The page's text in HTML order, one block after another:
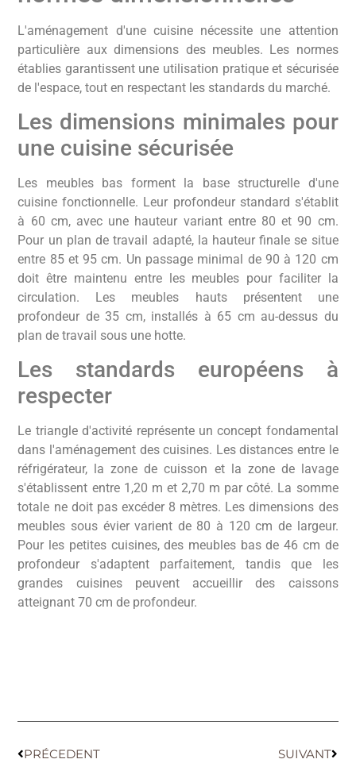
L'aménagement d'une cuisine nécessite une attention
particulière aux dimensions des meubles. Les normes
établies garantissent une utilisation pratique et sécurisée
de l'espace, tout en respectant les standards du marché.
Les dimensions minimales pour
une cuisine sécurisée
Les meubles bas forment la base structurelle d'une
cuisine fonctionnelle. Leur profondeur standard s'établit
à 60 cm, avec une hauteur variant entre 80 et 90 cm.
Pour un plan de travail adapté, la hauteur finale se situe
entre 85 et 95 cm. Un passage minimal de 90 à 120 cm
doit être maintenu entre les meubles pour faciliter la
circulation. Les meubles hauts présentent une
profondeur de 35 cm, installés à 65 cm au-dessus du
plan de travail sous une hotte.
Les standards européens à
respecter
Le triangle d'activité représente un concept fondamental
dans l'aménagement des cuisines. Les distances entre le
réfrigérateur, la zone de cuisson et la zone de lavage
s'établissent entre 1,20 m et 2,70 m par côté. La somme
totale ne doit pas excéder 8 mètres. Les dimensions des
meubles sous évier varient de 80 à 120 cm de largeur.
Pour les petites cuisines, des meubles bas de 46 cm de
profondeur s'adaptent parfaitement, tandis que les
grandes cuisines peuvent accueillir des caissons
atteignant 70 cm de profondeur.
PRÉCEDENT SUIVANT